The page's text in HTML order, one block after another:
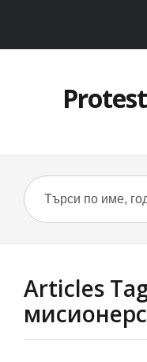
Articles